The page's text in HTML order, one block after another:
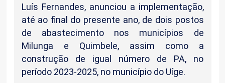
Luís Fernandes, anunciou a implementação,
até ao final do presente ano, de dois postos
de abastecimento nos municípios de
Milunga e Quimbele, assim como a
construção de igual número de PA, no
período 2023-2025, no município do Uíge.